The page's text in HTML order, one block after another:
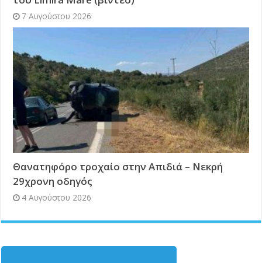
7 Αυγούστου 2026
Θανατηφόρο τροχαίο στην Απιδιά – Νεκρή
29χρονη οδηγός
4 Αυγούστου 2026